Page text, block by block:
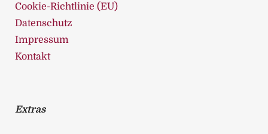
Cookie-Richtlinie (EU)
Datenschutz
Impressum
Kontakt
Extras